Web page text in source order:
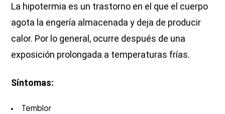
La hipotermia es un trastorno en el que el cuerpo
agota la engería almacenada y deja de producir
calor. Por lo general, ocurre después de una
exposición prolongada a temperaturas frías.
Síntomas:
Temblor